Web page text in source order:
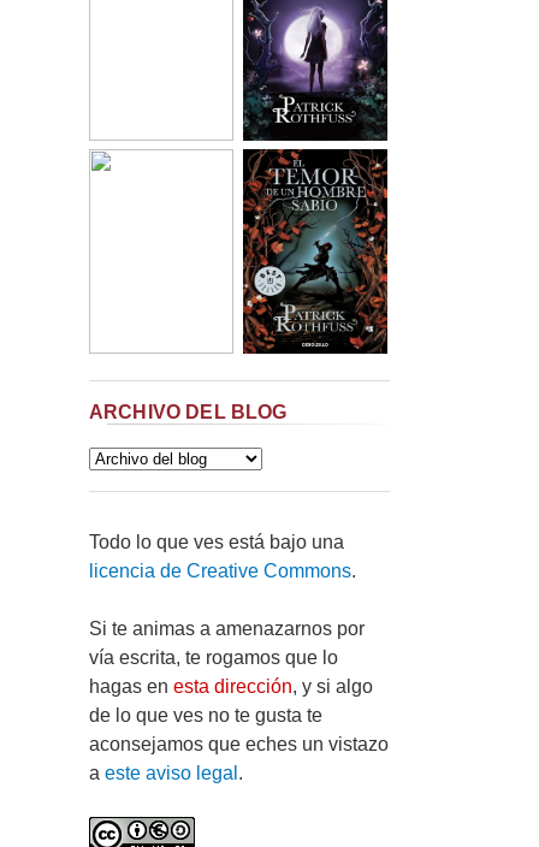
ARCHIVO DEL BLOG
Todo lo que ves está bajo una
licencia de Creative Commons.
Si te animas a amenazarnos por
vía escrita, te rogamos que lo
hagas en esta dirección, y si algo
de lo que ves no te gusta te
aconsejamos que eches un vistazo
a este aviso legal .